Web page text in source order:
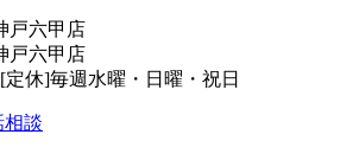
休]毎週水曜・日曜・祝日
相談